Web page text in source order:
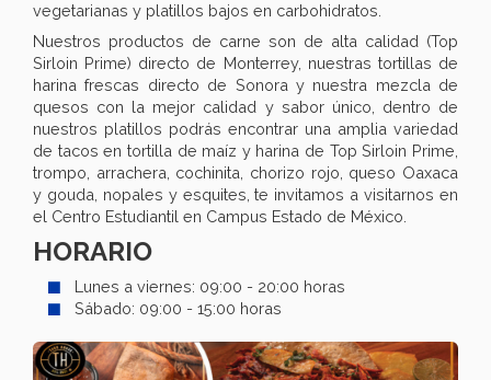
vegetarianas y platillos bajos en carbohidratos.
Nuestros productos de carne son de alta calidad (Top
Sirloin Prime) directo de Monterrey, nuestras tortillas de
harina frescas directo de Sonora y nuestra mezcla de
quesos con la mejor calidad y sabor único, dentro de
nuestros platillos podrás encontrar una amplia variedad
de tacos en tortilla de maíz y harina de Top Sirloin Prime,
trompo, arrachera, cochinita, chorizo rojo, queso Oaxaca
y gouda, nopales y esquites, te invitamos a visitarnos en
el Centro Estudiantil en Campus Estado de México.
HORARIO
Lunes a viernes: 09:00 - 20:00 horas
Sábado: 09:00 - 15:00 horas